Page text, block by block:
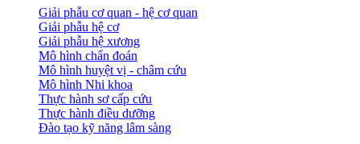
Giải phẫu cơ quan - hệ cơ quan
Giải phẫu hệ cơ
Giải phẫu hệ xương
Mô hình chẩn đoán
Mô hình huyệt vị - châm cứu
Mô hình Nhi khoa
Thực hành sơ cấp cứu
Thực hành điều dưỡng
Đào tạo kỹ năng lâm sàng